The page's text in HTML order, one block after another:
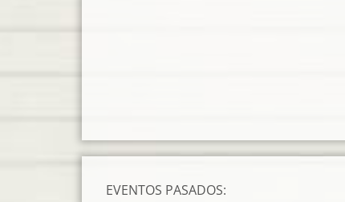
EVENTOS PASADOS: